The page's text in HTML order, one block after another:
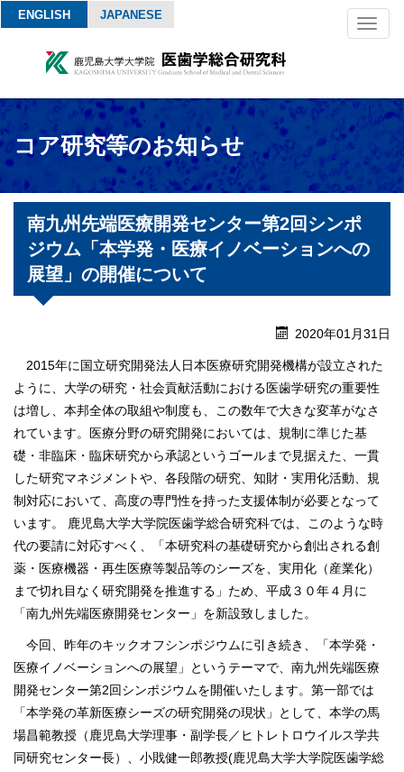
ENGLISH JAPANESE
コア研究等のお知らせ
南九州先端医療開発センター第2回シンポ
ジウム「本学発・医療イノベーションへの
展望」の開催について
2020年01月31日
2015年に国立研究開発法人日本医療研究開発機構が設立された
ように、大学の研究・社会貢献活動における医歯学研究の重要性
は増し、本邦全体の取組や制度も、この数年で大きな変革がなさ
れています。医療分野の研究開発においては、規制に準じた基
礎・非臨床・臨床研究から承認というゴールまで見据えた、一貫
した研究マネジメントや、各段階の研究、知財・実用化活動、規
制対応において、高度の専門性を持った支援体制が必要となって
います。 鹿児島大学大学院医歯学総合研究科では、このような時
代の要請に対応すべく、「本研究科の基礎研究から創出される創
薬・医療機器・再生医療等製品等のシーズを、実用化（産業化）
まで切れ目なく研究開発を推進する」ため、平成３０年４月に
「南九州先端医療開発センター」を新設致しました。
今回、昨年のキックオフシンポジウムに引き続き、「本学発・
医療イノベーションへの展望」というテーマで、南九州先端医療
開発センター第2回シンポジウムを開催いたします。第一部では
「本学発の革新医療シーズの研究開発の現状」として、本学の馬
場昌範教授（鹿児島大学理事・副学長／ヒトレトロウイルス学共
同研究センター長）、小戝健一郎教授(鹿児島大学大学院医歯学総